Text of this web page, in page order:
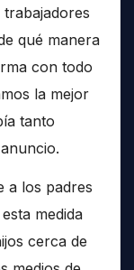
qué manera
con todo
la mejor
tanto
a los padres
medida
cerca de